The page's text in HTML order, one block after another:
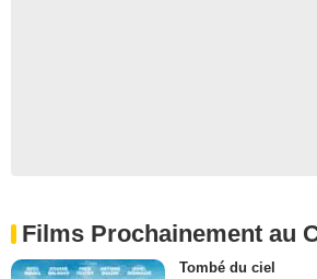
Films Prochainement au
Tombé du ciel